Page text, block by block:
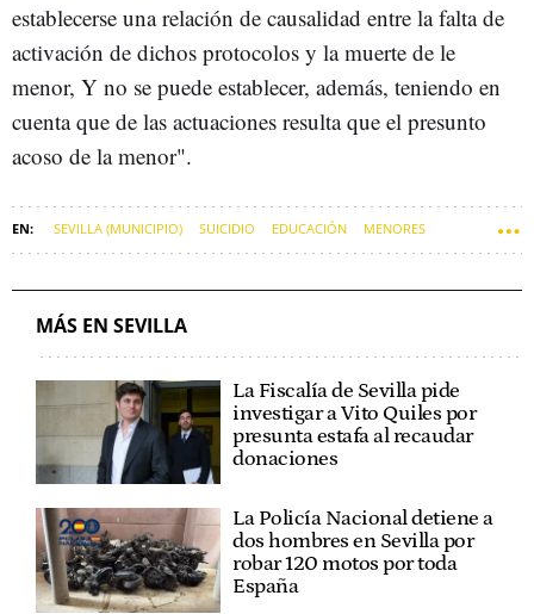
establecerse una relación de causalidad entre la falta de
activación de dichos protocolos y la muerte de le
menor, Y no se puede establecer, además, teniendo en
cuenta que de las actuaciones resulta que el presunto
acoso de la menor".
SEVILLA (MUNICIPIO) SUICIDIO EDUCACIÓN MENORES
MÁS EN SEVILLA
La Fiscalía de Sevilla pide
investigar a Vito Quiles por
presunta estafa al recaudar
donaciones
La Policía Nacional detiene a
dos hombres en Sevilla por
robar 120 motos por toda
España